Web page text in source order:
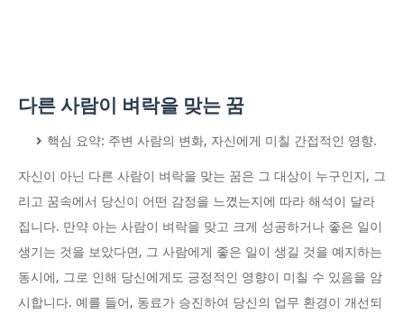
다른 사람이 벼락을 맞는 꿈
핵심 요약: 주변 사람의 변화, 자신에게 미칠 간접적인 영향.
자신이 아닌 다른 사람이 벼락을 맞는 꿈은 그 대상이 누구인지, 그
리고 꿈속에서 당신이 어떤 감정을 느꼈는지에 따라 해석이 달라
집니다. 만약 아는 사람이 벼락을 맞고 크게 성공하거나 좋은 일이
생기는 것을 보았다면, 그 사람에게 좋은 일이 생길 것을 예지하는
동시에, 그로 인해 당신에게도 긍정적인 영향이 미칠 수 있음을 암
시합니다. 예를 들어, 동료가 승진하여 당신의 업무 환경이 개선되